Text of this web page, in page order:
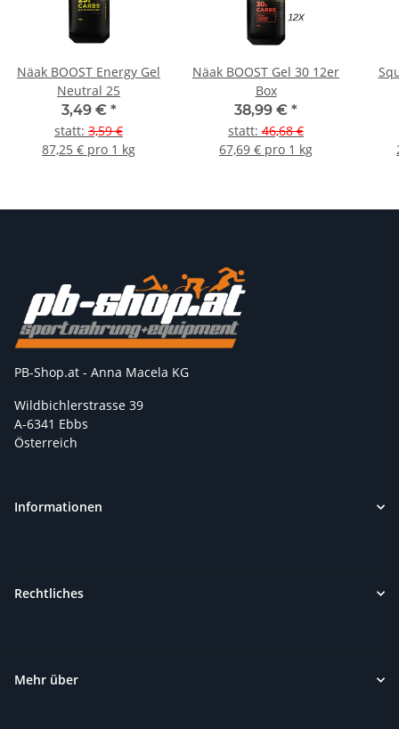
Näak BOOST Energy Gel
Neutral 25
3,49 € *
statt: 3,59 €
87,25 € pro 1 kg
Näak BOOST Gel 30 12er
Box
38,99 € *
statt: 46,68 €
67,69 € pro 1 kg
PB-Shop.at - Anna Macela KG
Wildbichlerstrasse 39
A-6341 Ebbs
Österreich
Informationen
Rechtliches
Mehr über